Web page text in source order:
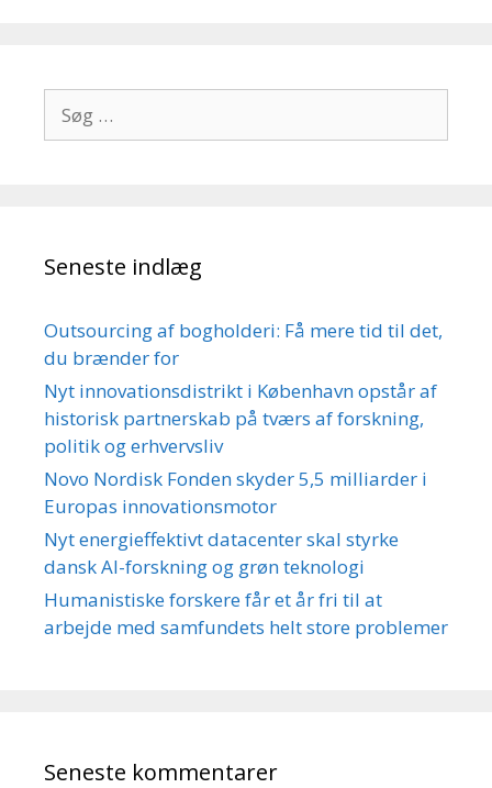
efter:
Seneste indlæg
Outsourcing af bogholderi: Få mere tid til det,
du brænder for
Nyt innovationsdistrikt i København opstår af
historisk partnerskab på tværs af forskning,
politik og erhvervsliv
Novo Nordisk Fonden skyder 5,5 milliarder i
Europas innovationsmotor
Nyt energieffektivt datacenter skal styrke
dansk AI-forskning og grøn teknologi
Humanistiske forskere får et år fri til at
arbejde med samfundets helt store problemer
Seneste kommentarer